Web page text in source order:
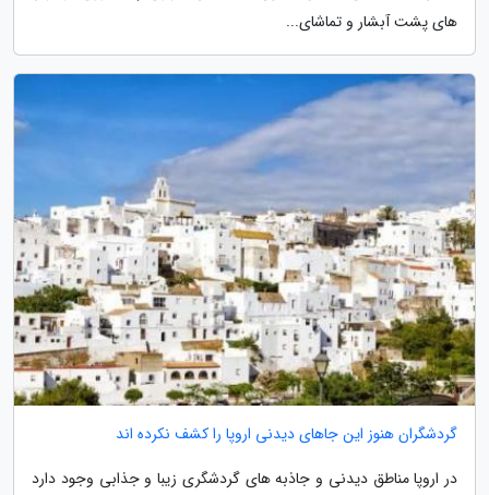
های پشت آبشار و تماشای...
گردشگران هنوز این جاهای دیدنی اروپا را کشف نکرده اند
در اروپا مناطق دیدنی و جاذبه های گردشگری زیبا و جذابی وجود دارد